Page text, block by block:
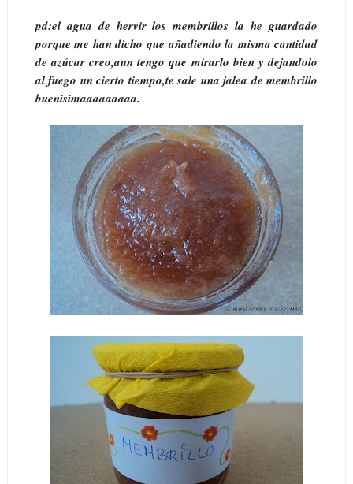
pd:el agua de hervir los membrillos la he guardado
porque me han dicho que añadiendo la misma cantidad
de azúcar creo,aun tengo que mirarlo bien y dejandolo
al fuego un cierto tiempo,te sale una jalea de membrillo
buenisimaaaaaaaaa.